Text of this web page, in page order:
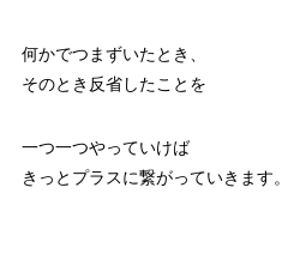
何かでつまずいたとき、
そのとき反省したことを
一つ一つやっていけば
きっとプラスに繋がっていきます。